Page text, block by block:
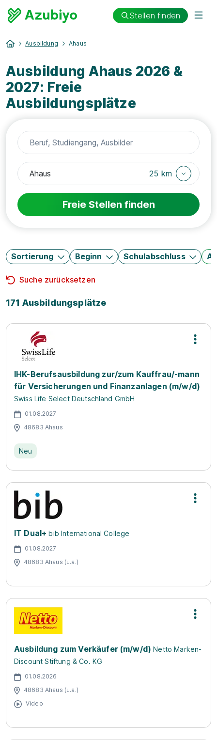
Stellen finden
Ausbildung Ahaus
Ausbildung Ahaus 2026 &
2027: Freie
Ausbildungsplätze
25 km
Freie Stellen finden
Sortierung Beginn Schulabschluss
Suche zurücksetzen
171 Ausbildungsplätze
IHK-Berufsausbildung zur/zum Kauffrau/-mann
für Versicherungen und Finanzanlagen (m/w/d)
Swiss Life Select Deutschland GmbH
01.08.2027
48683 Ahaus
Neu
IT Dual+ bib International College
01.08.2027
48683 Ahaus (u.a.)
Ausbildung zum Verkäufer (m/w/d) Netto Marken-
Discount Stiftung & Co. KG
01.08.2026
48683 Ahaus (u.a.)
Video